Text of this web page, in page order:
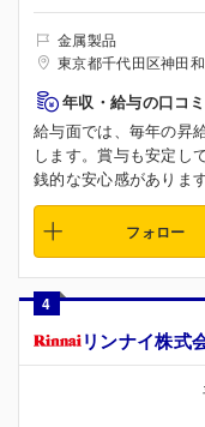
金属製品
東京都千代田区神田
年収・給与の口コミ
給与面では、毎年の昇
します。賞与も安定し
銭的な安心感がありま
フォロー
4
リンナイ株式